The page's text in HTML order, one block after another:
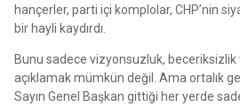
hançerler, parti içi komplolar, CHP’nin
bir hayli kaydırdı.
Bunu sadece vizyonsuzluk,
açıklamak mümkün değil. Ama ortalık
Sayın Genel Başkan gittiği her yerde